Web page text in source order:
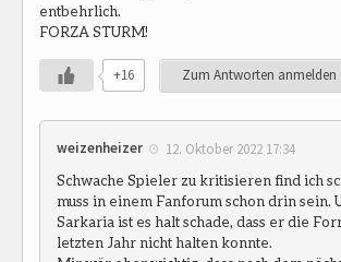
entbehrlich.
FORZA STURM!
+16 Zum Antworten anmelden
weizenheizer 12. Oktober 2022 17:34
Schwache Spieler zu kritisieren find ich
muss in einem Fanforum schon drin sein.
Sarkaria ist es halt schade, dass er die
letzten Jahr nicht halten konnte.